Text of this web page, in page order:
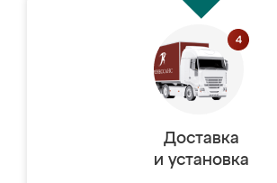
Доставка
и установка